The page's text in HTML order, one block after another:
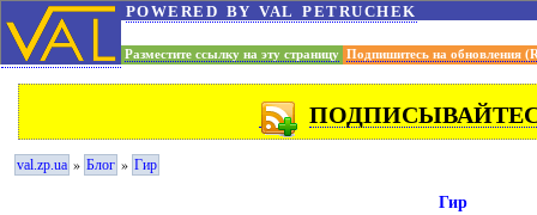
powered by val petruchek
Разместите ссылку на эту страницу Подпишитесь на обновления
val.zp.ua » Блог » Гир
Гир